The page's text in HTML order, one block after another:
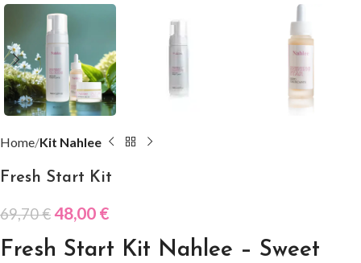
Home Kit Nahlee
Fresh Start Kit
69,70€48,00 €
Fresh Start Kit Nahlee – Sweet